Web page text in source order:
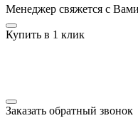
Менеджер свяжется с
Купить в 1 клик
Заказать обратный звонок